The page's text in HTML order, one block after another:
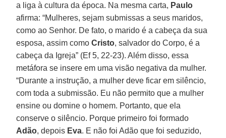
a liga à cultura da época. Na mesma carta, Paulo
afirma: “Mulheres, sejam submissas a seus maridos,
como ao Senhor. De fato, o marido é a cabeça da sua
esposa, assim comoCristo, salvador do Corpo, é a
cabeça da Igreja” (Ef 5, 22-23). Além disso, essa
metáfora se insere em uma visão negativa da mulher.
“Durante a instrução, a mulher deve ficar em silêncio,
com toda a submissão. Eu não permito que a mulher
ensine ou domine o homem. Portanto, que ela
conserve o silêncio. Porque primeiro foi formado
Adão, depois Eva. E não foi Adão que foi seduzido,